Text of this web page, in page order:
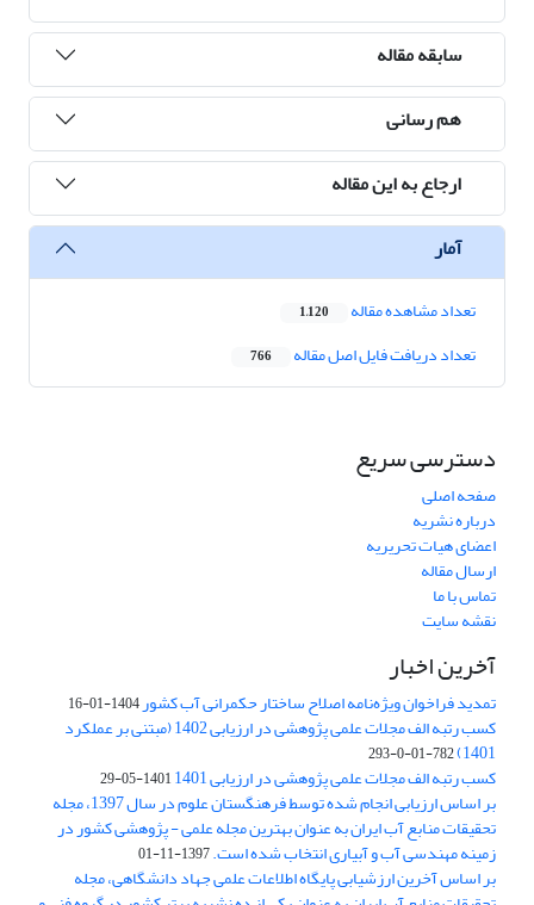
سابقه مقاله
هم رسانی
ارجاع به این مقاله
آمار
تعداد مشاهده مقاله 1,120
تعداد دریافت فایل اصل مقاله 766
دسترسی سریع
صفحه اصلی
درباره نشریه
اعضای هیات تحریریه
ارسال مقاله
تماس با ما
نقشه سایت
آخرین اخبار
تمدید فراخوان ویژه‌نامه اصلاح ساختار حکمرانی آب کشور1404-01-16
کسب رتبه الف مجلات علمی پژوهشی در ارزیابی 1402 (مبتنی بر عملکرد
1401)
782-01-0-293
کسب رتبه الف مجلات علمی پژوهشی در ارزیابی 1401 1401-05-29
بر اساس ارزیابی انجام شده توسط فرهنگستان علوم در سال 1397، مجله
تحقیقات منابع آب ایران به عنوان بهترین مجله علمی - پژوهشی کشور در
زمینه مهندسی آب و آبیاری انتخاب شده است.1397-11-01
بر اساس آخرین ارزشیابی پایگاه اطلاعات علمی جهاد دانشگاهی، مجله